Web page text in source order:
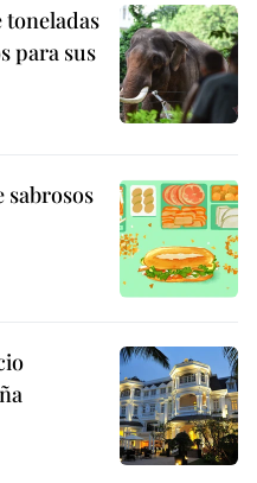
toneladas
para sus
sabrosos